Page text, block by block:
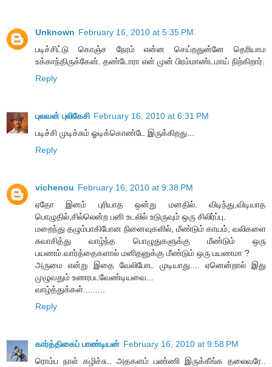
Unknown February 16, 2010 at 5:35 PM
படிச்சிட்டு கொஞ்ச நேரம் என்ன செய்றதுன்னே தெரியாம
உக்காந்திருக்கேன். தண்டோரா என் முன் பிரம்மாண்டமாய் நிற்கிறார்.
Reply
புலவன் புலிகேசி February 16, 2010 at 6:31 PM
படிச்சி முடிச்சும் ஓடிக்கொண்டே இருக்கிறது...
Reply
vichenou February 16, 2010 at 9:38 PM
ஏதோ இனம் புரியாத ஒன்று மனதில். விடிந்து,விடியாத
பொழுதில்,சில்லென்ற பனி உடலில் உடுருவும் ஒரு சிலிர்ப்பு.
மறைந்து தழும்பாகிபோன நினைவுகளில், மீண்டும் காயம், வலிகளை
சுவாசித்து வாழ்ந்த பொழுதுகளுக்கு மீண்டும் ஒரு
பயணம்.வார்த்தைகளால் மனிதனுக்கு மீண்டும் ஒரு பயணமா ?
அருமை என்று இதை வேலிபோட முடியாது.... ஏனென்றால் இது
முழுவதும் உணரபடவேண்டியவை...
வாழ்த்துக்கள்.........
Reply
கார்த்திகைப் பாண்டியன் February 16, 2010 at 9:58 PM
ரொம்ப நாள் கழிச்சு.. அதகளம் பண்ணி இருக்கீங்க தலைவரே..